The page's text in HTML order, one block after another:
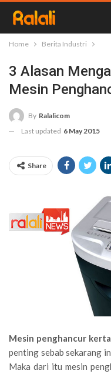
Home Berita Industri
3 Alasan
Mesin
By Ralalicom
Last updated 6 May 2015
Share
Mesin penghancur
penting sebab sekarang
Maka dari itu mesin